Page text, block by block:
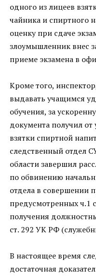
одного из лицеев
чайника и спиртного
оценку при сдаче
злоумышленник внес
приеме экзамена в
Кроме того,
выдавать учащимся
обучения, за
документа получил от
взятки спиртной
следственный отдел
области завершил
по обвинению
отдела в совершении
предусмотренных ч.1
получения
ст. 292 УК РФ
В настоящее время
достаточная